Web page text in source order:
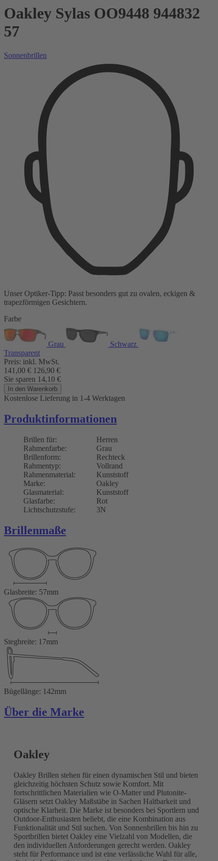
Oakley Sylas OO9448 944832
57
Sonnenbrillen
Unser Optiker-Tipp: Passt besonders gut zu ovalen, eckigen &
trapezförmigen Gesichtern.
Farbe
Grau
Schwarz
Transparent
Preis: inkl. MwSt.
141,00 € 126,90 €
Sie sparen 14,10 €
In den Warenkorb
Kostenlose Lieferung in 1-4 Werktagen
Produktinformationen
Brillen für:
Herren
Rahmenfarbe:
Grau
Brillenform:
Rechteck
Rahmentyp:
Vollrand
Rahmenmaterial:
Kunststoff
Marke:
Oakley
Glasmaterial:
Kunststoff
Glasfarbe:
Rot
Lichtschutzstufe:
3N
Brillenmaße
Glasbreite: 57mm
Stegbreite: 17mm
Bügellänge: 142mm
Über die Marke
Oakley
Oakley Brillen stehen für einen dynamischen Stil und bieten
gleichzeitig höchsten Schutz sowie Komfort. Mit
fortschrittlichen Materialien wie O-Matter und Plutonite-
Gläsern setzt Oakley Maßstäbe in Sachen Haltbarkeit und
optische Klarheit. Die Marke ist besonders bei Sportlern und
Outdoor-Enthusiasten beliebt, die eine Kombination aus
Funktionalität und Stil suchen. Von Sonnenbrillen bis hin zu
Sportbrillen bietet Oakley eine Vielzahl von Modellen, die
den individuellen Anforderungen gerecht werden. Oakley
steht für Performance und ist eine verlässliche Wahl für alle,